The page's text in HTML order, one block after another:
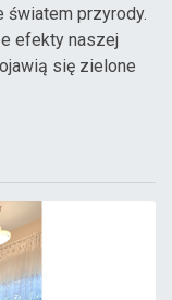
przyrody.
efekty naszej
się zielone